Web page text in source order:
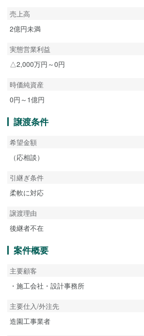
売上高
2億円未満
実態営業利益
△2,000万円～0円
時価純資産
0円～1億円
譲渡条件
希望金額
（応相談）
引継ぎ条件
柔軟に対応
譲渡理由
後継者不在
案件概要
主要顧客
・施工会社・設計事務所
主要仕入/外注先
造園工事業者